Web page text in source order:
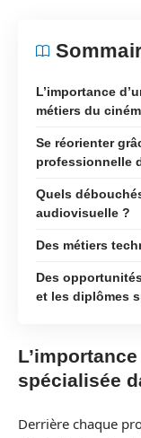
L’importance
métiers du
Se réorienter
professionnelle
Quels
audiovisuelle ?
Des métiers
Des
et les diplômes
spécialisée
Derrière chaque